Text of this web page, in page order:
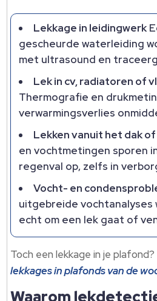
Lekkage in leidingwerk
gescheurde waterleiding
met ultrasound en
Lek in cv, radiatoren of
Thermografie en
verwarmingsverlies
Lekken vanuit het dak
en vochtmetingen sporen
regenval op, zelfs in
Vocht- en
uitgebreide vochtanalyses
echt om een lek gaat of
Toch een lekkage in je
lekkages in plafonds van de